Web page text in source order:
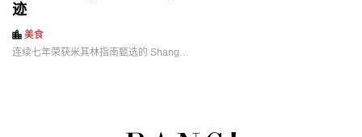
迹
美食
连续七年荣获米其林指南甄选的 Shang…